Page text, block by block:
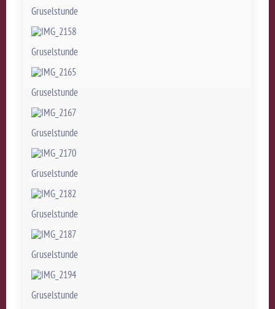
Gruselstunde
Gruselstunde
Gruselstunde
Gruselstunde
Gruselstunde
Gruselstunde
Gruselstunde
Gruselstunde